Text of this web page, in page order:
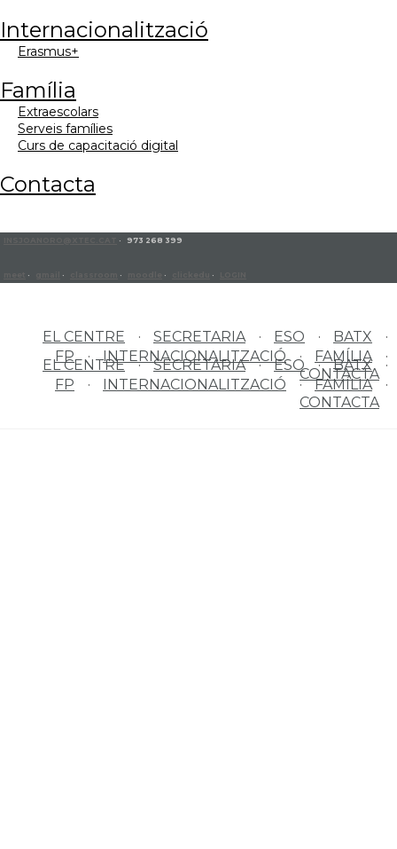
internacionalització
erasmus+
família
extraescolars
serveis famílies
curs de capacitació digital
contacta
· 973 268 399
· · · · ·
EL CENTRE SECRETARIA ESO
BATX
FP
INTERNACIONALITZACIÓ
FAMÍLIA
CONTACTA
EL CENTRE SECRETARIA ESO
BATX
FP
INTERNACIONALITZACIÓ
FAMÍLIA
CONTACTA